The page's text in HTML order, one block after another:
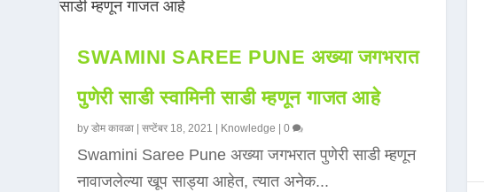
SWAMINI SAREE PUNE अख्या जगभरात
पुणेरी साडी स्वामिनी साडी म्हणून गाजत आहे
byडोम कावळा |सप्टेंबर 18, 2021 Knowledge |0
Swamini Saree Pune अख्या जगभरात पुणेरी साडी म्हणून
नावाजलेल्या खूप साड्या आहेत, त्यात अनेक...